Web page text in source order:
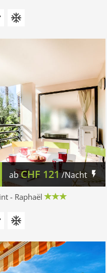
abCHF 121/Nacht
- Raphaël